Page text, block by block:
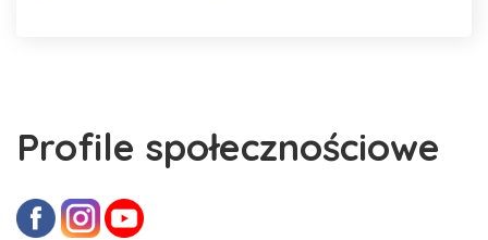
Profile społecznościowe